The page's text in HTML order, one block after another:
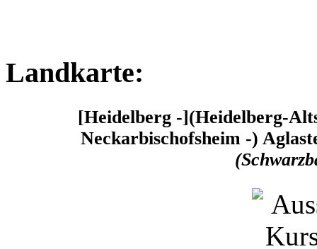
Landkarte:
[Heidelberg -](Heidelberg-
Neckarbischofsheim -)